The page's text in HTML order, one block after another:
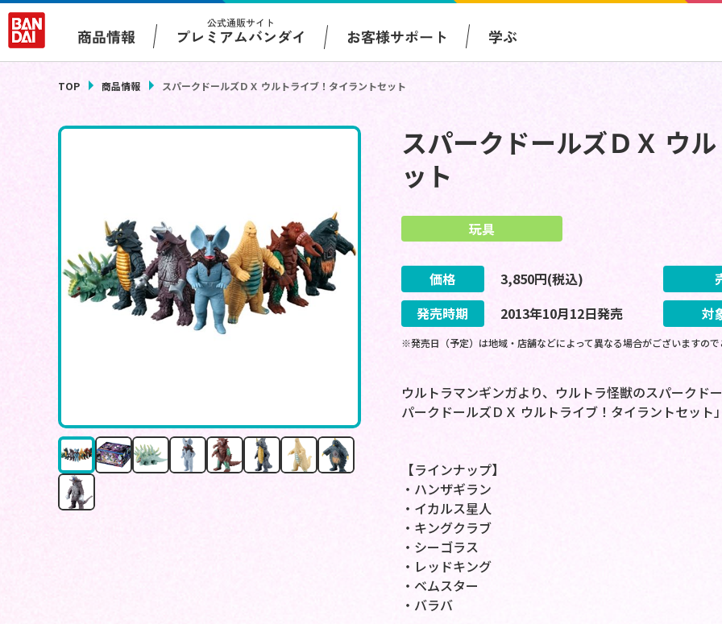
商品情報
公式通販サイト
プレミアムバンダイ お客様サポート 学ぶ
TOP 商品情報 スパークドールズＤＸ ウルトライブ！タイラントセット
スパークドールズＤＸ ウ
ット
玩具
価格 3,850円(税込)
発売時期
2013年10月12日発売 対
※発売日（予定）は地域・店舗などによって異なる場合がございますの
ウルトラマンギンガより、ウルトラ怪獣のスパークド
パークドールズＤＸ ウルトライブ！タイラントセット
【ラインナップ】
・ハンザギラン
・イカルス星人
・キングクラブ
・シーゴラス
・レッドキング
・ベムスター
・バラバ